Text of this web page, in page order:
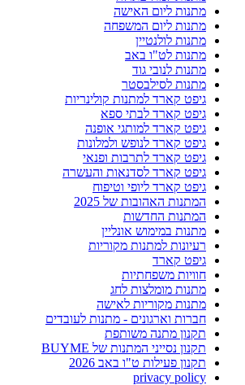
מתנות ליום האישה
מתנות ליום המשפחה
מתנות לולנטיין
מתנות לט"ו באב
מתנות לנובי גוד
מתנות לסילבסטר
גיפט קארד למתנות קולינריות
גיפט קארד לבתי ספא
גיפט קארד למותגי אופנה
גיפט קארד לנופש ולמלונות
גיפט קארד לתרבות ופנאי
גיפט קארד לסדנאות והעשרה
גיפט קארד ליופי וטיפוח
המתנות האהובות של 2025
המתנות החדשות
מתנות במימוש אונליין
רעיונות למתנות מקוריות
גיפט קארד
חוויות משפחתיות
מתנות מומלצות לחג
מתנות מקוריות לאישה
חברות וארגונים - מתנות לעובדים
תקנון מתנה משותפת
תקנון נסייני המתנות של BUYME
תקנון פעילות ט"ו באב 2026
privacy policy